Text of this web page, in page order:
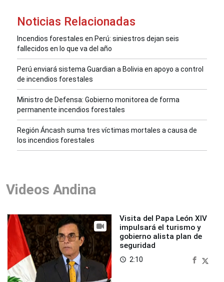
Noticias Relacionadas
Incendios forestales en Perú: siniestros dejan seis
fallecidos en lo que va del año
Perú enviará sistema Guardian a Bolivia en apoyo a control
de incendios forestales
Ministro de Defensa: Gobierno monitorea de forma
permanente incendios forestales
Región Áncash suma tres víctimas mortales a causa de
los incendios forestales
Videos Andina
Visita del Papa León XIV
impulsará el turismo y
gobierno alista plan de
seguridad
access_time 2:10